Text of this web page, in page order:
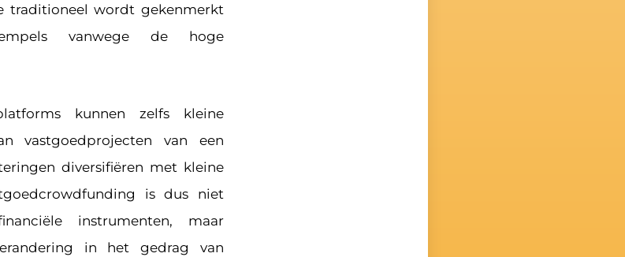
traditioneel wordt gekenmerkt
vanwege de hoge
kunnen zelfs kleine
vastgoedprojecten van een
diversifiëren met kleine
is dus niet
instrumenten, maar
in het gedrag van